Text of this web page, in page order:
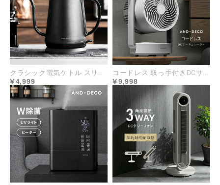
クラシック電気ケトル スリムノズル
4,999
コードレス 取っ手付きDCサーキュレーター
9,998